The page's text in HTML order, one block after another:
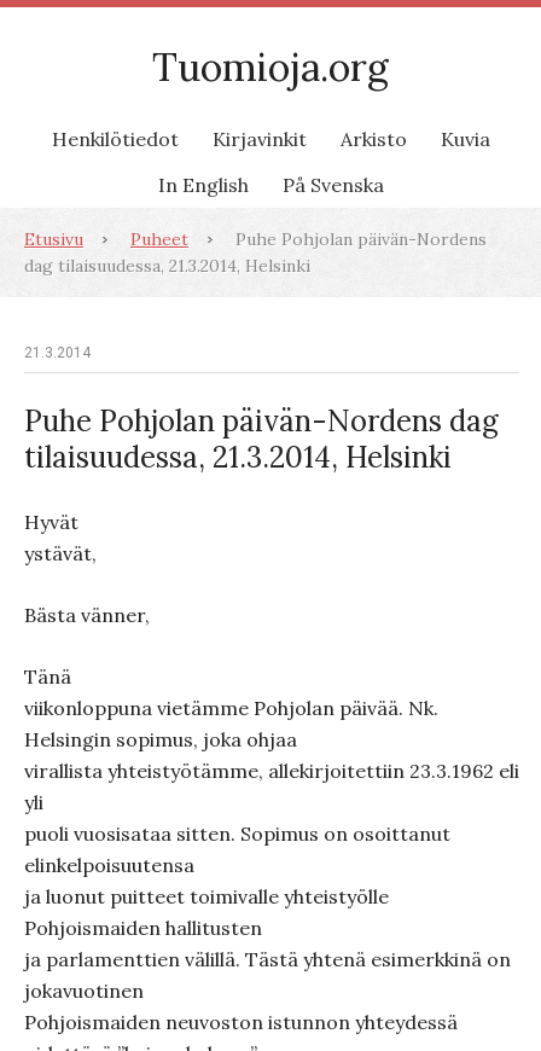
Tuomioja.org
Henkilötiedot Kirjavinkit Arkisto
Kuvia
In English
På Svenska
Etusivu Puheet
Puhe Pohjolan päivän-Nordens
dag tilaisuudessa, 21.3.2014, Helsinki
21.3.2014
Puhe Pohjolan päivän-Nordens dag
tilaisuudessa, 21.3.2014, Helsinki
Hyvät
ystävät,
Bästa vänner,
Tänä
viikonloppuna vietämme Pohjolan päivää. Nk.
Helsingin sopimus, joka ohjaa
virallista yhteistyötämme, allekirjoitettiin 23.3.1962 eli
yli
puoli vuosisataa sitten. Sopimus on osoittanut
elinkelpoisuutensa
ja luonut puitteet toimivalle yhteistyölle
Pohjoismaiden hallitusten
ja parlamenttien välillä. Tästä yhtenä esimerkkinä on
jokavuotinen
Pohjoismaiden neuvoston istunnon yhteydessä